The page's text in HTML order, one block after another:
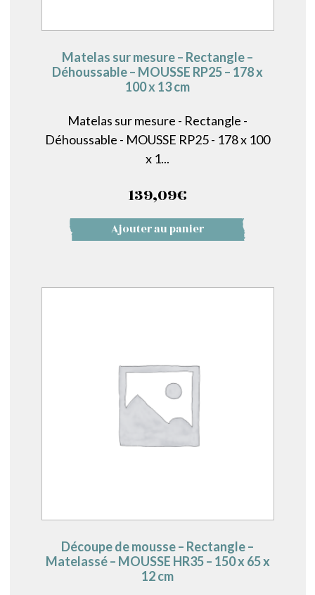
Matelas sur mesure – Rectangle –
Déhoussable – MOUSSE RP25 – 178 x
100 x 13 cm
Matelas sur mesure - Rectangle -
Déhoussable - MOUSSE RP25 - 178 x 100
x 1...
139,09€
Ajouter au panier
Découpe de mousse – Rectangle –
Matelassé – MOUSSE HR35 – 150 x 65 x
12 cm